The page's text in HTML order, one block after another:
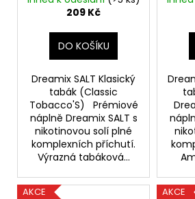
209 Kč
DO KOŠÍKU
Dreamix SALT Klasický
tabák (Classic
Tobacco'S) Prémiové
náplně Dreamix SALT s
nikotinovou solí plné
komplexních příchutí.
Výrazná tabáková...
AKCE
AKCE